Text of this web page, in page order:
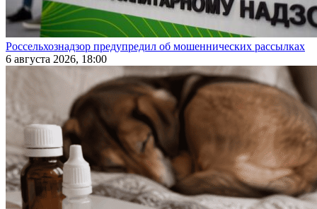
Россельхознадзор предупредил об мошеннических рассылках
6 августа 2026, 18:00